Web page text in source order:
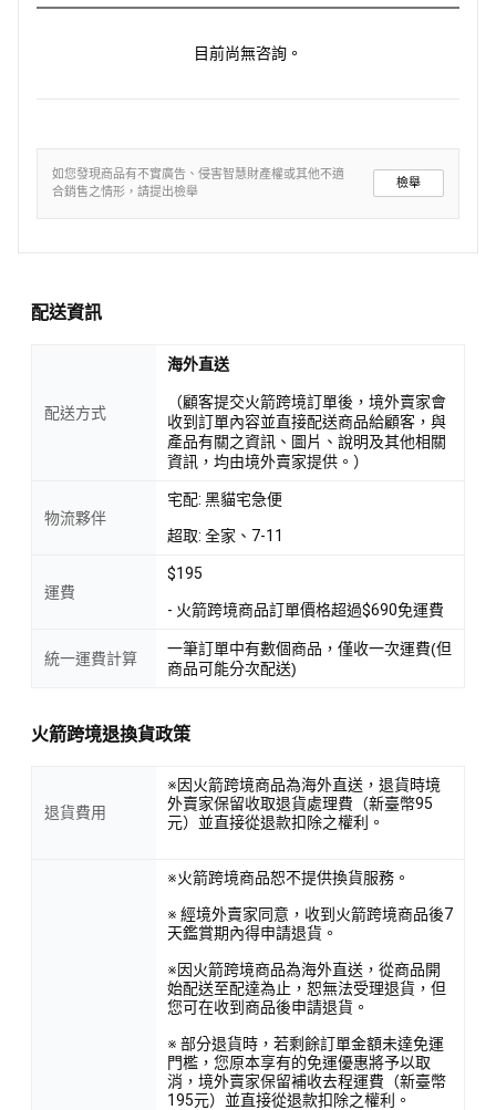
目前尚無咨詢。
如您發現商品有不實廣告、侵害智慧財產權或其他不適
合銷售之情形，請提出檢舉
檢舉
配送資訊
配送方式
海外直送
（顧客提交火箭跨境訂單後，境外賣家會
收到訂單內容並直接配送商品給顧客，與
產品有關之資訊、圖片、說明及其他相關
資訊，均由境外賣家提供。）
物流夥伴
宅配: 黑貓宅急便
超取: 全家、7-11
運費
$195
- 火箭跨境商品訂單價格超過$690免運費
統一運費計算
一筆訂單中有數個商品，僅收一次運費(但
商品可能分次配送)
火箭跨境退換貨政策
退貨費用
※因火箭跨境商品為海外直送，退貨時境
外賣家保留收取退貨處理費（新臺幣95
元）並直接從退款扣除之權利。
※火箭跨境商品恕不提供換貨服務。
※ 經境外賣家同意，收到火箭跨境商品後7
天鑑賞期內得申請退貨。
※因火箭跨境商品為海外直送，從商品開
始配送至配達為止，恕無法受理退貨，但
您可在收到商品後申請退貨。
※ 部分退貨時，若剩餘訂單金額未達免運
門檻，您原本享有的免運優惠將予以取
消，境外賣家保留補收去程運費（新臺幣
195元）並直接從退款扣除之權利。